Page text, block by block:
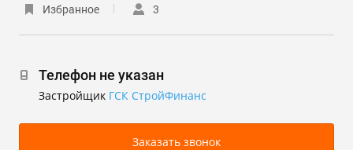
Избранное 3
Телефон не указан
Застройщик ГСК СтройФинанс
Заказать звонок